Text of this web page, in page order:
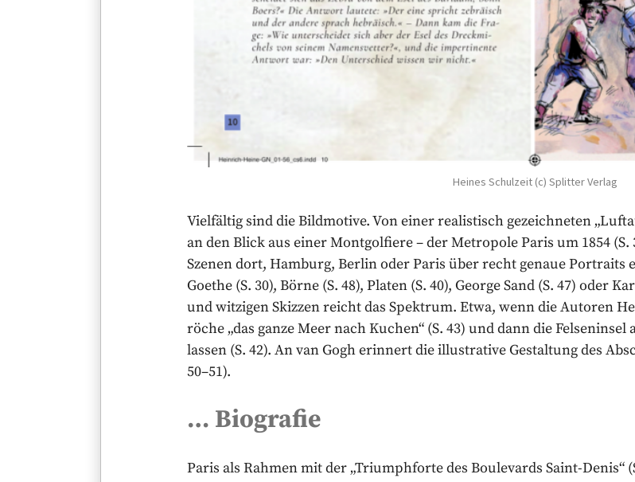
Heines Schulzeit (c) Splitter Verlag
Vielfältig sind die Bildmotive. Von einer realistisch gezeichneten
an den Blick aus einer Montgolfiere – der Metropole Paris um 1854
Szenen dort, Hamburg, Berlin oder Paris über recht genaue Portraits
Goethe (S. 30), Börne (S. 48), Platen (S. 40), George Sand (S. 47) oder
und witzigen Skizzen reicht das Spektrum. Etwa, wenn die Autoren
röche „das ganze Meer nach Kuchen“ (S. 43) und dann die
lassen (S. 42). An van Gogh erinnert die illustrative Gestaltung des
50–51).
… Biografie
Paris als Rahmen mit der „Triumphforte des Boulevards Saint-Denis“